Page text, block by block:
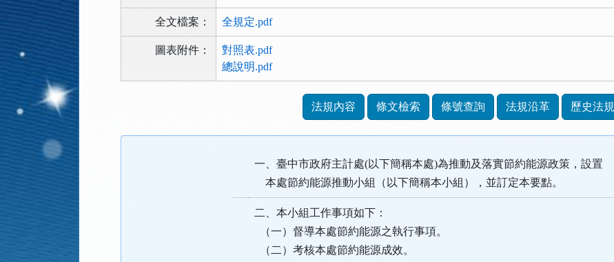
全文檔案： 全規定.pdf
圖表附件：
對照表.pdf
總說明.pdf
功
法規內容 條文檢索 條號查詢 法規沿革 歷史法規
一、臺中市政府主計處(以下簡稱本處)為推動及落實節約能源政策，設置
本處節約能源推動小組（以下簡稱本小組），並訂定本要點。
二、本小組工作事項如下：
（一）督導本處節約能源之執行事項。
（二）考核本處節約能源成效。